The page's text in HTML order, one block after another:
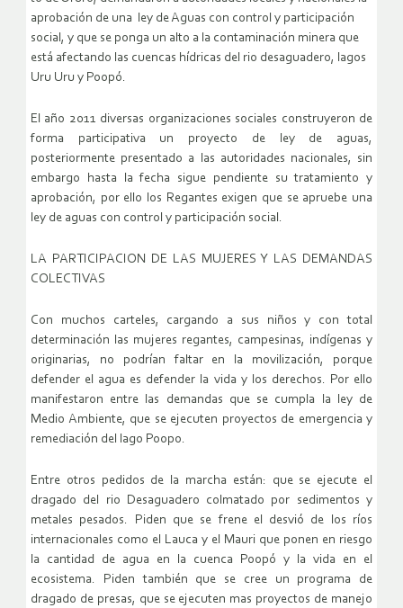
aprobación de una ley de Aguas con control y participación
social, y que se ponga un alto a la contaminación minera que
está afectando las cuencas hídricas del rio desaguadero, lagos
Uru Uru y Poopó.
El año 2011 diversas organizaciones sociales construyeron de
forma participativa un proyecto de ley de aguas,
posteriormente presentado a las autoridades nacionales, sin
embargo hasta la fecha sigue pendiente su tratamiento y
aprobación, por ello los Regantes exigen que se apruebe una
ley de aguas con control y participación social.
LA PARTICIPACION DE LAS MUJERES Y LAS DEMANDAS
COLECTIVAS
Con muchos carteles, cargando a sus niños y con total
determinación las mujeres regantes, campesinas, indígenas y
originarias, no podrían faltar en la movilización, porque
defender el agua es defender la vida y los derechos. Por ello
manifestaron entre las demandas que se cumpla la ley de
Medio Ambiente, que se ejecuten proyectos de emergencia y
remediación del lago Poopo.
Entre otros pedidos de la marcha están: que se ejecute el
dragado del rio Desaguadero colmatado por sedimentos y
metales pesados. Piden que se frene el desvió de los ríos
internacionales como el Lauca y el Mauri que ponen en riesgo
la cantidad de agua en la cuenca Poopó y la vida en el
ecosistema. Piden también que se cree un programa de
dragado de presas, que se ejecuten mas proyectos de manejo